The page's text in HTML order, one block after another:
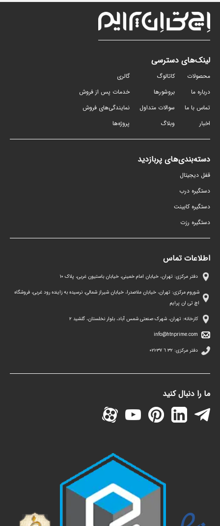
لینک‌های دسترسی
محصولات
درباره ما
تماس با ما
اخبار
کاتالوگ
بروشورها
سوالات متداول
وبلاگ
گالری
خدمات پس از فروش
نمایندگی‌های فروش
پروژه‌ها
دسته‌بندی‌های پربازدید
قفل دیجیتال
دستگیره درب
دستگیره کابینت
دستگیره رزت
اطلاعات تماس
دفتر مرکزی: تهران، خیابان امام خمینی، خیابان باستیون غربی، پلاک ١٠
شوروم مرکزی: تهران، خیابان ملاصدرا، خیابان شیراز شمالی، نرسیده به زاینده رود غربی، فروشگاه
اچ تی ان پرایم
کارخانه: تهران، شهرک صنعتی شمس آباد، بلوار نخلستان، گلشید ۲
info@htnprime.com
دفتر مرکزی: ٣٢ ٦ ٣٧-٠٢١
ما را دنبال کنید